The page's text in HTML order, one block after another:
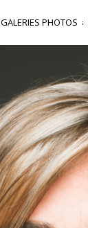
GALERIES PHOTOS